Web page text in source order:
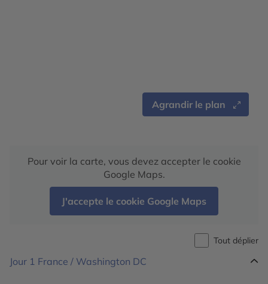
Agrandir le plan
Pour voir la carte, vous devez accepter le cookie
Google Maps.
J'accepte le cookie Google Maps
Tout déplier
Jour 1 France / Washington DC